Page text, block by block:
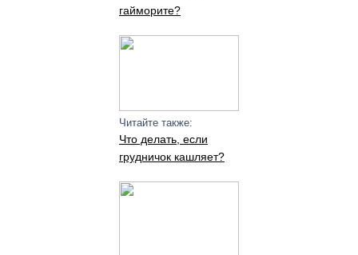
гайморите?
Читайте также:
Что делать, если
грудничок кашляет?